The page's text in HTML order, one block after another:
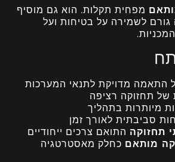
מפחית תקלות. הוא גם מוסיף
גורם לשמירה על בטיחות ועל
התאמה מדויקת לתנאי המערכות
של תחזוקה רציפה
מיותרות בתהליך
סביבתית לאורך זמן
תחזוקה התואם צרכים ייחודיים
מותאם כחלק מאסטרטגיה